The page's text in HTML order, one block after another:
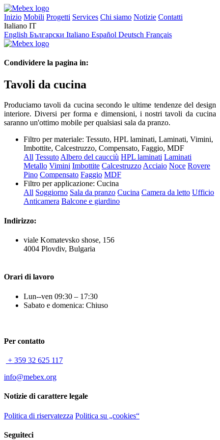
Inizio Mobili Progetti Services Chi siamo Notizie Contatti
Italiano IT
English Български Italiano Español Deutsch Français
Condividere la pagina in:
Tavoli da cucina
Produciamo tavoli da cucina secondo le ultime tendenze del design
interiore. Diversi per forma e dimensioni, i nostri tavoli da cucina
saranno un'ottimo mobile per qualsiasi sala da pranzo.
Filtro per materiale: Tessuto, HPL laminati, Laminati, Vimini,
Imbottite, Calcestruzzo, Compensato, Faggio, MDF
All TessutoAlbero del caucciù HPL laminati Laminati
Metallo Vimini Imbottite CalcestruzzoAcciaio Noce Rovere
Pino Compensato Faggio MDF
Filtro per applicazione: Cucina
All Soggiorno Sala da pranzo Cucina Camera da letto Ufficio
Anticamera Balcone e giardino
Indirizzo:
viale Komatevsko shose, 156
4004 Plovdiv, Bulgaria
Orari di lavoro
Lun--ven 09:30 – 17:30
Sabato e domenica: Chiuso
Per contatto
+ 359 32 625 117
info@mebex.org
Notizie di carattere legale
Politica di riservatezza Politica su „cookies“
Seguiteci